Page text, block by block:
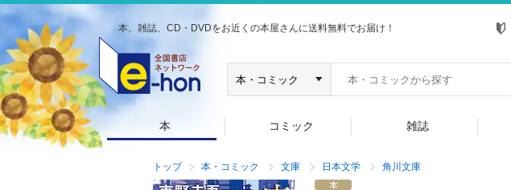
本、雑誌、CD・DVDをお近くの本屋さんに送料無料でお届け！
本 コミック 雑誌
トップ 本・コミック 文庫 日本文学 角川文庫